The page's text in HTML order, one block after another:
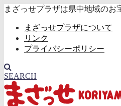
まざっせプラザは県中地域のお
まざっせプラザについて
リンク
プライバシーポリシー
SEARCH